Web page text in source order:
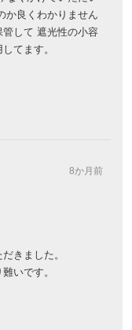
か良くわかりません
して 遮光性の小容
てます。
8か月前
きました。
いです。